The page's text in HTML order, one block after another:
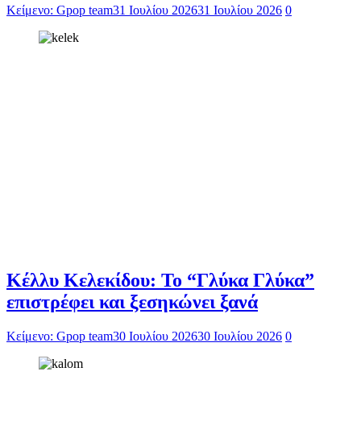
Κείμενο: Gpop team31 Ιουλίου 202631 Ιουλίου 2026 0
Κέλλυ Κελεκίδου: Το “Γλύκα Γλύκα”
επιστρέφει και ξεσηκώνει ξανά
Κείμενο: Gpop team30 Ιουλίου 202630 Ιουλίου 2026 0